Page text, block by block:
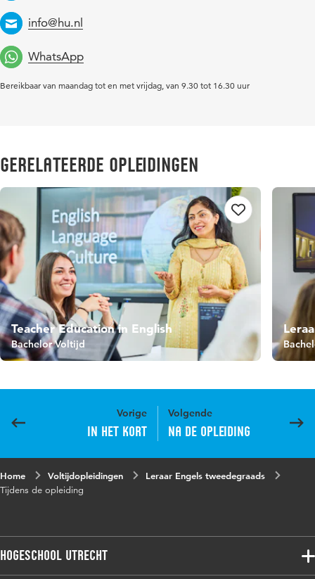
Email
info@hu.nl
WhatsApp
Bereikbaar van maandag tot en met vrijdag, van 9.30 tot 16.30 uur
Gerelateerde opleidingen
Teacher Education in English
Bachelor Voltijd
Vorige
In het kort
Volgende
Na de opleiding
Home Voltijdopleidingen
Leraar Engels tweedegraads
Tijdens de opleiding
Hogeschool Utrecht